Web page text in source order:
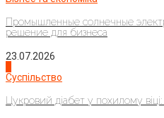
Промышленные солнечные
решение для бизнеса
23.07.2026
Суспільство
Цукровий діабет у похилому